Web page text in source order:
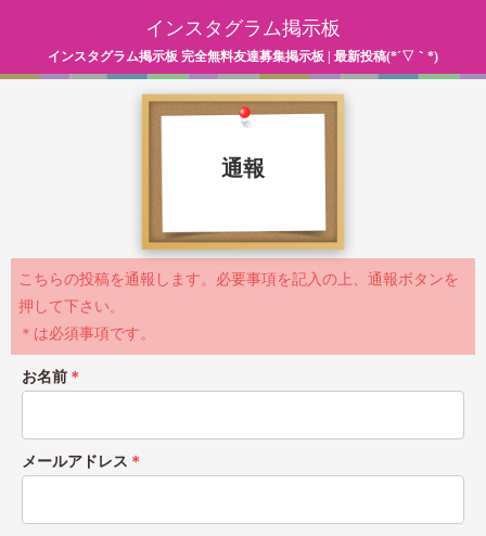
インスタグラム掲示板
インスタグラム掲示板 完全無料友達募集掲示板 | 最新投稿(*´▽｀*)
通報
こちらの投稿を通報します。必要事項を記入の上、通報ボタンを
押して下さい。
＊は必須事項です。
お名前 ＊
メールアドレス ＊